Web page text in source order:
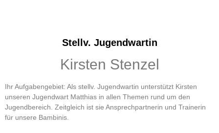
Stellv. Jugendwartin
Kirsten Stenzel
Ihr Aufgabengebiet: Als stellv. Jugendwartin unterstützt Kirsten
unseren Jugendwart Matthias in allen Themen rund um den
Jugendbereich. Zeitgleich ist sie Ansprechpartnerin und Trainerin
für unsere Bambinis.